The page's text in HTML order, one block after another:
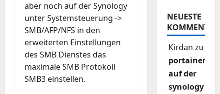
aber noch auf der Synology
unter Systemsteuerung ->
SMB/AFP/NFS in den
erweiterten Einstellungen
des SMB Dienstes das
maximale SMB Protokoll
SMB3 einstellen.
NEUESTE
Kirdan zu
portainer
auf der
synology